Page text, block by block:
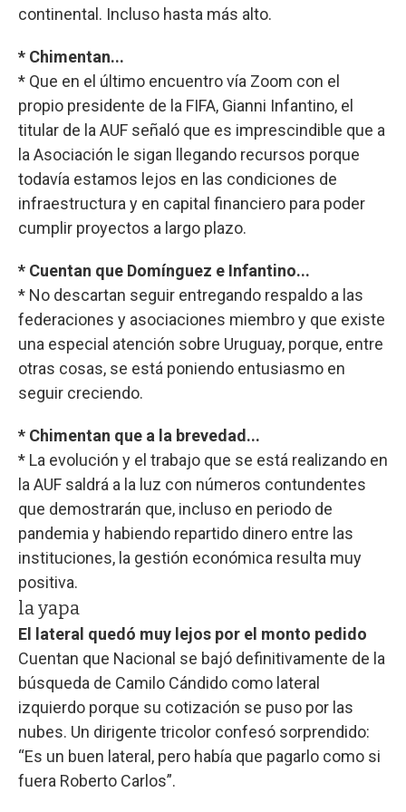
continental. Incluso hasta más alto.
* Chimentan...
* Que en el último encuentro vía Zoom con el
propio presidente de la FIFA, Gianni Infantino, el
titular de la AUF señaló que es imprescindible que a
la Asociación le sigan llegando recursos porque
todavía estamos lejos en las condiciones de
infraestructura y en capital financiero para poder
cumplir proyectos a largo plazo.
* Cuentan que Domínguez e Infantino...
* No descartan seguir entregando respaldo a las
federaciones y asociaciones miembro y que existe
una especial atención sobre Uruguay, porque, entre
otras cosas, se está poniendo entusiasmo en
seguir creciendo.
* Chimentan que a la brevedad...
* La evolución y el trabajo que se está realizando en
la AUF saldrá a la luz con números contundentes
que demostrarán que, incluso en periodo de
pandemia y habiendo repartido dinero entre las
instituciones, la gestión económica resulta muy
positiva.
la yapa
El lateral quedó muy lejos por el monto pedido
Cuentan que Nacional se bajó definitivamente de la
búsqueda de Camilo Cándido como lateral
izquierdo porque su cotización se puso por las
nubes. Un dirigente tricolor confesó sorprendido:
“Es un buen lateral, pero había que pagarlo como si
fuera Roberto Carlos”.